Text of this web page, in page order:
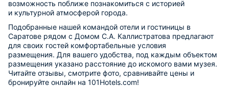
возможность поближе познакомиться с историей
и культурной атмосферой города.
Подобранные нашей командой отели и гостиницы в
Саратове рядом с Домом С.А. Каллистратова предлагают
для своих гостей комфортабельные условия
размещения. Для вашего удобства, под каждым объектом
размещения указано расстояние до искомого вами музея.
Читайте отзывы, смотрите фото, сравнивайте цены и
бронируйте онлайн на 101Hotels.com!